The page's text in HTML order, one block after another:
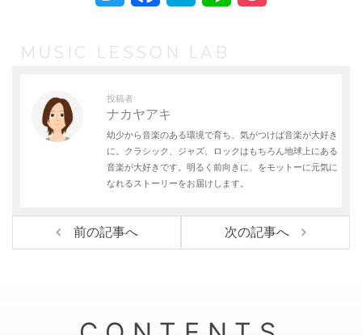
i
t
e
r
c
b
o
o
a
t
MUSIC LESSON LAB
投稿者
ナカヤアキ
幼少から音楽のある環境で育ち、気がつけば音楽が大好き
に。クラシック、ジャズ、ロックはもちろん地球上にある
音楽が大好きです。明るく前向きに、をモットーに元気に
なれるストーリーをお届けします。
前の記事へ 次の記事へ